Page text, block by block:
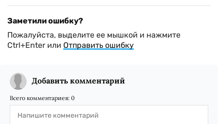
Заметили ошибку?
Пожалуйста, выделите ее мышкой и нажмите
Ctrl+Enter или Отправить ошибку
Добавить комментарий
Всего комментариев: 0